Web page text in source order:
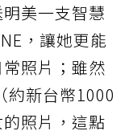
美一支智慧
，讓她更能
照片；雖然
約新台幣1000
照片，這點